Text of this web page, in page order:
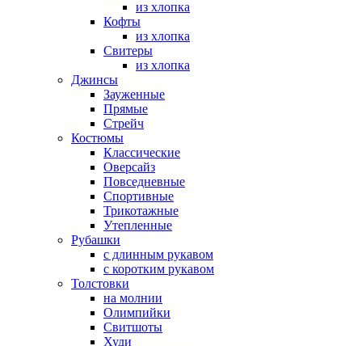
из хлопка
Кофты
из хлопка
Свитеры
из хлопка
Джинсы
Зауженные
Прямые
Стрейч
Костюмы
Классические
Оверсайз
Повседневные
Спортивные
Трикотажные
Утепленные
Рубашки
с длинным рукавом
с коротким рукавом
Толстовки
на молнии
Олимпийки
Свитшоты
Худи